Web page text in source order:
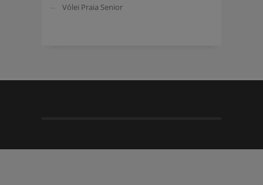
Vólei Praia Senior